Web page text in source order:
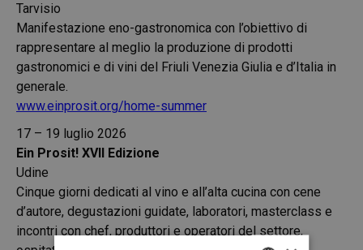
Tarvisio
Manifestazione eno-gastronomica con l’obiettivo di
rappresentare al meglio la produzione di prodotti
gastronomici e di vini del Friuli Venezia Giulia e d’Italia in
generale.
www.einprosit.org/home-summer
17 – 19 luglio 2026
Ein Prosit! XVII Edizione
Udine
Cinque giorni dedicati al vino e all’alta cucina con cene
d’autore, degustazioni guidate, laboratori, masterclass e
incontri con chef, produttori e operatori del settore,